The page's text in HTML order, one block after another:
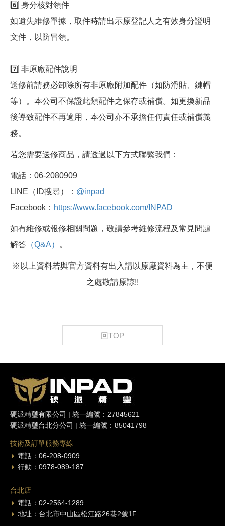
6️⃣ 身分核對領件
如遺失維修單據，取件時請出示原登記人之有效身分證明
文件，以防冒領。
7️⃣ 非原廠配件說明
送修前請務必卸除所有非原廠附加配件（如防滑貼、鍵帽
等）。本公司不保證此類配件之保存或補償。如更換新品
後導致配件不再適用，本公司亦不承擔任何責任或補償義
務。
若您需要送修商品，請透過以下方式聯繫我們：
電話：06-2080909
LINE（ID搜尋）： @inpad
Facebook： https://www.facebook.com/INPAD
如有維修或報修相關問題，敬請參考維修流程及常見問題
解答 （Q&A） 。
※以上資料若與官方資料有出入請以原廠資料為主，不便
之處敬請原諒!!
回TOP
硬派精璽有限公司 | 統一編號：27845621
硬派精璽台北分公司 | 統一編號：85041798
技術及訂單服務專線
電話：06-208-0909
行動：0978-089-187
台北店
電話：02-2564-1289
地址：台北市中山區松江路26巷2號1F